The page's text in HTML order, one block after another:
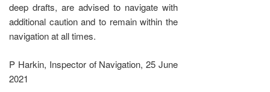
deep drafts, are advised to navigate with
additional caution and to remain within the
navigation at all times.
P Harkin, Inspector of Navigation, 25 June
2021